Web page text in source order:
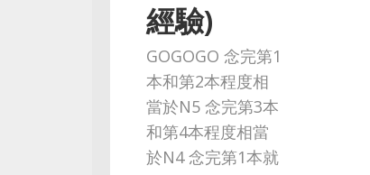
經驗)
GOGOGO 念完第1
本和第2本程度相
當於N5 念完第3本
和第4本程度相當
於N4 念完第1本就